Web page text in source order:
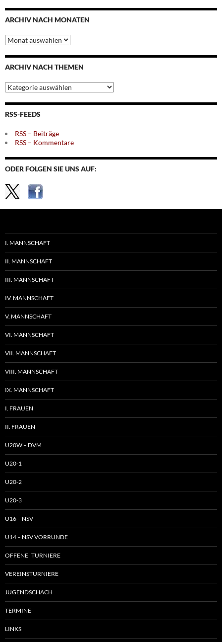
ARCHIV NACH MONATEN
Archiv
nach
Monaten
ARCHIV NACH THEMEN
Archiv
nach
Themen
RSS-FEEDS
RSS – Beiträge
RSS – Kommentare
ODER FOLGEN SIE UNS AUF:
I. MANNSCHAFT
II. MANNSCHAFT
III. MANNSCHAFT
IV. MANNSCHAFT
V. MANNSCHAFT
VI. MANNSCHAFT
VII. MANNSCHAFT
VIII. MANNSCHAFT
IX. MANNSCHAFT
I. FRAUEN
II. FRAUEN
U20W – DVM
U20-1
U20-2
U20-3
U16 – NSV
U14 – NSV VORRUNDE
OFFENE TURNIERE
VEREINSTURNIERE
JUGENDSCHACH
TERMINE
LINKS